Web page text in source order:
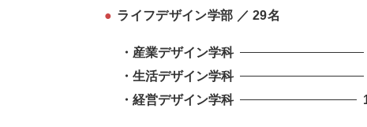
● ライフデザイン学部 ／ 29名
・産業デザイン学科
・生活デザイン学科
・経営デザイン学科